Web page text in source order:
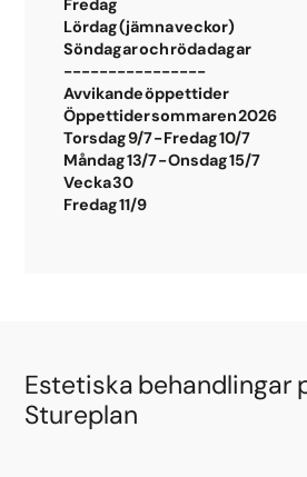
Fredag
Lördag (jämna veckor)
Söndagar och röda dagar
----------------
Avvikande öppettider
Öppettider sommaren 2026
Torsdag 9/7 - Fredag 10/7
Måndag 13/7 - Onsdag 15/7
Vecka 30
Fredag 11/9
Estetiska behandlingar
Stureplan